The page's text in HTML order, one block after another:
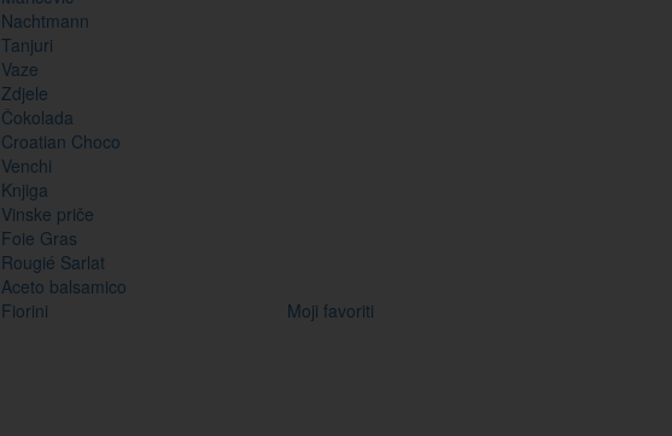
Nachtmann
Tanjuri
Vaze
Zdjele
Čokolada
Croatian Choco
Venchi
Knjiga
Vinske priče
Foie Gras
Rougié Sarlat
Aceto balsamico
Fiorini
Moji favoriti